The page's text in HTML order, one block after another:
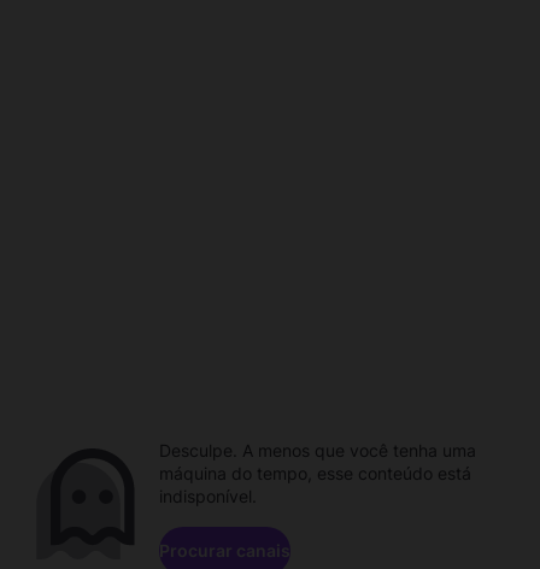
Desculpe. A menos que você tenha uma
máquina do tempo, esse conteúdo está
indisponível.
Procurar canais